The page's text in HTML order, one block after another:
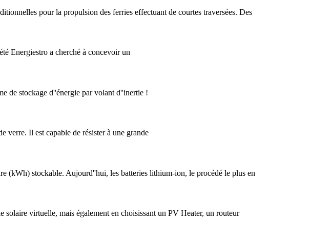
pour la propulsion des ferries effectuant de courtes traversées. Des
Energiestro a cherché à concevoir un
de stockage d''énergie par volant d''inertie !
Il est capable de résister à une grande
(kWh) stockable. Aujourd''hui, les batteries lithium-ion, le procédé le plus en
solaire virtuelle, mais également en choisissant un PV Heater, un routeur